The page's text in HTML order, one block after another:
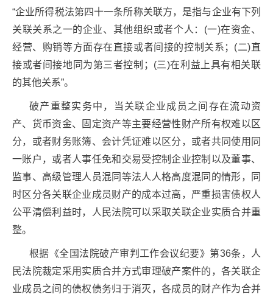
“企业所得税法第四十一条所称关联方，是指与企业有下列
关联关系之一的企业、其他组织或者个人：(一)在资金、
经营、购销等方面存在直接或者间接的控制关系；(二)直
接或者间接地同为第三者控制；(三)在利益上具有相关联
的其他关系”。
破产重整实务中，当关联企业成员之间存在流动资
产、货币资金、固定资产等主要经营性财产所有权难以区
分，或者财务账簿、会计凭证难以区分，或者共同使用同
一账户，或者人事任免和交易受控制企业控制以及董事、
监事、高级管理人员混同等法人人格高度混同的情形，同
时区分各关联企业成员财产的成本过高，严重损害债权人
公平清偿利益时，人民法院可以采取关联企业实质合并重
整。
根据《全国法院破产审判工作会议纪要》第36条，人
民法院裁定采用实质合并方式审理破产案件的，各关联企
业成员之间的债权债务归于消灭，各成员的财产作为合并